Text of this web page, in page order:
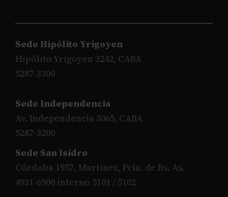
Sede Hipólito Yrigoyen
Hipólito Yrigoyen 3242, CABA
5287-3300
Sede Independencia
Av. Independencia 3065, CABA
5287-3200
Sede San Isidro
Córdoba 1957, Martínez, Pcia. de Bs. As.
4931-6900 interno 5101 / 5102